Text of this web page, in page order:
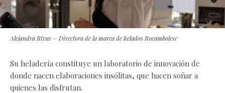
Alejandra Rivas – Directora de la marca de helados Rocambolesc
Su heladería constituye un laboratorio de innovación de
donde nacen elaboraciones insólitas, que hacen soñar a
quienes las disfrutan.